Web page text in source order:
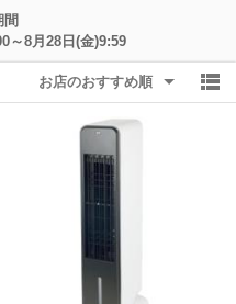
間
～8月28日(金)9:59
お店のおすすめ順